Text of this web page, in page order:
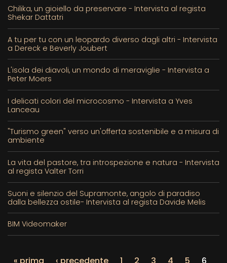
Chilika, un gioiello da preservare - Intervista al regista
Shekar Dattatri
A tu per tu con un leopardo diverso dagli altri - Intervista
a Dereck e Beverly Joubert
L'isola dei diavoli, un mondo di meraviglie - Intervista a
Peter Moers
I delicati colori del microcosmo - Intervista a Yves
Lanceau
"Turismo green" verso un'offerta sostenibile e a misura di
ambiente
La vita del pastore, tra introspezione e natura - Intervista
al regista Valter Torri
Suoni e silenzio del Supramonte, angolo di paradiso
dalla bellezza ostile- Intervista al regista Davide Melis
BIM Videomaker
« prima ‹ precedente 1 2 3 4 5
6